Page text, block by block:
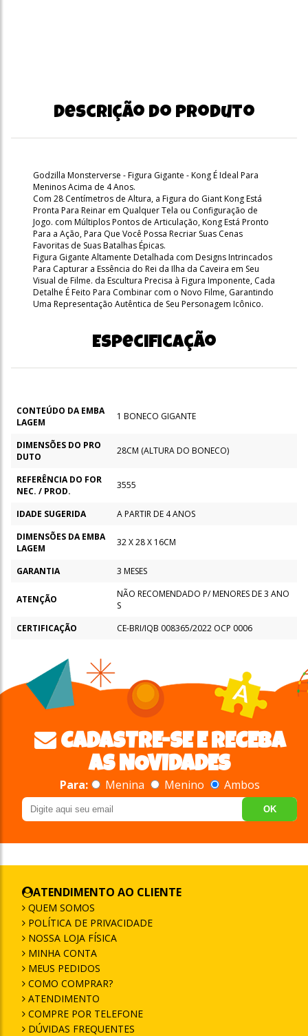
Descrição do produto
Godzilla Monsterverse - Figura Gigante - Kong É Ideal Para
Meninos Acima de 4 Anos.
Com 28 Centímetros de Altura, a Figura do Giant Kong Está
Pronta Para Reinar em Qualquer Tela ou Configuração de
Jogo. com Múltiplos Pontos de Articulação, Kong Está Pronto
Para a Ação, Para Que Você Possa Recriar Suas Cenas
Favoritas de Suas Batalhas Épicas.
Figura Gigante Altamente Detalhada com Designs Intrincados
Para Capturar a Essência do Rei da Ilha da Caveira em Seu
Visual de Filme. da Escultura Precisa à Figura Imponente, Cada
Detalhe É Feito Para Combinar com o Novo Filme, Garantindo
Uma Representação Autêntica de Seu Personagem Icônico.
Especificação
CONTEÚDO DA EMBA
LAGEM
1 BONECO GIGANTE
DIMENSÕES DO PRO
DUTO
28CM (ALTURA DO BONECO)
REFERÊNCIA DO FOR
NEC. / PROD.
3555
IDADE SUGERIDA
A PARTIR DE 4 ANOS
DIMENSÕES DA EMBA
LAGEM
32 X 28 X 16CM
GARANTIA 3 MESES
ATENÇÃO
NÃO RECOMENDADO P/ MENORES DE 3 ANO
S
CERTIFICAÇÃO
CE-BRI/IQB 008365/2022 OCP 0006
CADASTRE-SE E RECEBA
AS NOVIDADES
Para: Menina Menino Ambos
OK
ATENDIMENTO AO CLIENTE
QUEM SOMOS
POLÍTICA DE PRIVACIDADE
NOSSA LOJA FÍSICA
MINHA CONTA
MEUS PEDIDOS
COMO COMPRAR?
ATENDIMENTO
COMPRE POR TELEFONE
DÚVIDAS FREQUENTES